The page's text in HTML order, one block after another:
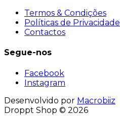
Termos & Condições
Políticas de Privacidade
Contactos
Segue-nos
Facebook
Instagram
Desenvolvido por Macrobiiz
Droppt Shop © 2026